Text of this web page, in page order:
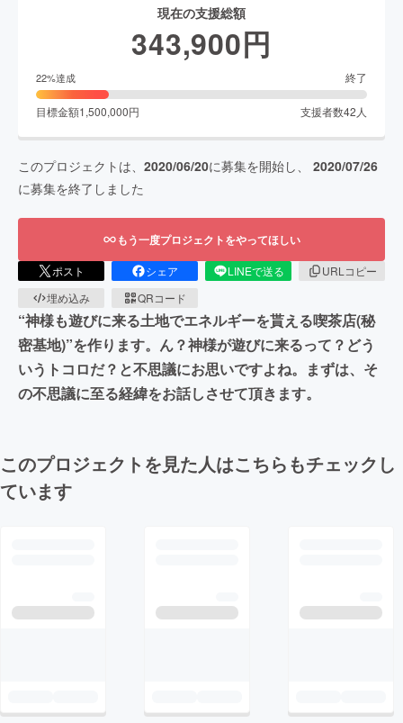
現在の支援総額
343,900円
22%達成 終了
目標金額1,500,000円 支援者数42人
このプロジェクトは、 2020/06/20に募集を開始し、 2020/07/26
に募集を終了しました
もう一度プロジェクトをやってほしい
ポスト シェア LINEで送る
URLコピー
埋め込み
QRコード
“神様も遊びに来る土地でエネルギーを貰える喫茶店(秘
密基地)”を作ります。ん？神様が遊びに来るって？どう
いうトコロだ？と不思議にお思いですよね。まずは、そ
の不思議に至る経緯をお話しさせて頂きます。
このプロジェクトを見た人はこちらもチェックし
ています